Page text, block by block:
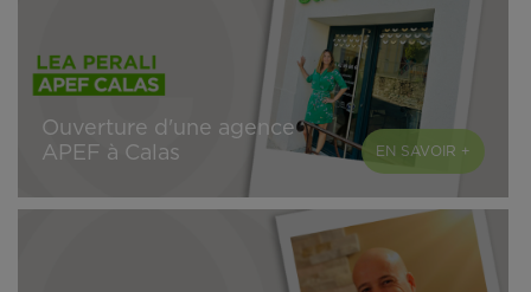
Ouverture d'une agence
APEF à Calas
EN SAVOIR +